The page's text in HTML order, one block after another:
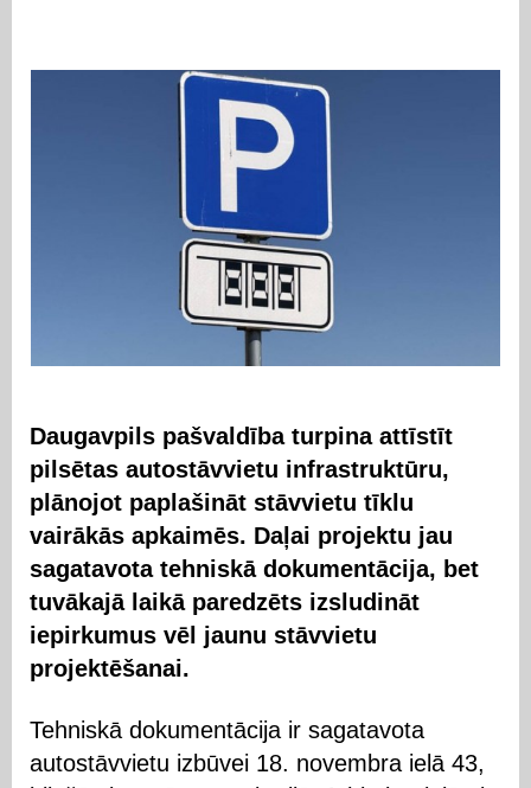
Daugavpils pašvaldība turpina attīstīt
pilsētas autostāvvietu infrastruktūru,
plānojot paplašināt stāvvietu tīklu
vairākās apkaimēs. Daļai projektu jau
sagatavota tehniskā dokumentācija, bet
tuvākajā laikā paredzēts izsludināt
iepirkumus vēl jaunu stāvvietu
projektēšanai.
Tehniskā dokumentācija ir sagatavota
autostāvvietu izbūvei 18. novembra ielā 43,